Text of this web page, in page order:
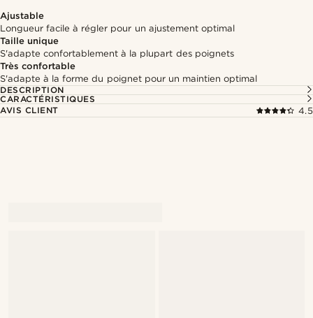
Ajustable
Longueur facile à régler pour un ajustement optimal
Taille unique
S'adapte confortablement à la plupart des poignets
Très confortable
S'adapte à la forme du poignet pour un maintien optimal
DESCRIPTION
CARACTÉRISTIQUES
AVIS CLIENT
4.5